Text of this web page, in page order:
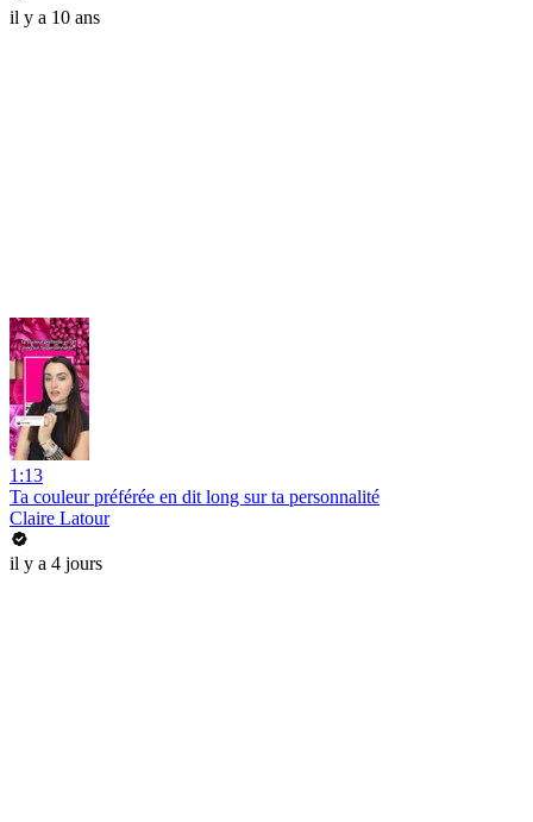
il y a 10 ans
1:13
Ta couleur préférée en dit long sur ta personnalité
Claire Latour
il y a 4 jours